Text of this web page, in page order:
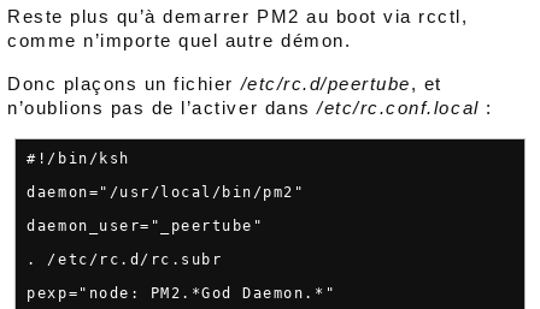
Reste plus qu’à demarrer PM2 au boot via rcctl,
comme n’importe quel autre démon.
Donc plaçons un fichier/etc/rc.d/peertube, et
n’oublions pas de l’activer dans/etc/rc.conf.local :
#!/bin/ksh
daemon="/usr/local/bin/pm2"
daemon_user="_peertube"
. /etc/rc.d/rc.subr
pexp="node: PM2.*God Daemon.*"